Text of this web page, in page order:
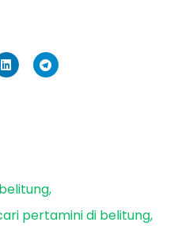
pertamini di belitung